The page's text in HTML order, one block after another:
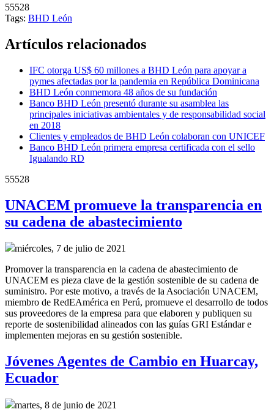
55528
Tags: BHD León
Artículos relacionados
IFC otorga US$ 60 millones a BHD León para apoyar a
pymes afectadas por la pandemia en República Dominicana
BHD León conmemora 48 años de su fundación
Banco BHD León presentó durante su asamblea las
principales iniciativas ambientales y de responsabilidad social
en 2018
Clientes y empleados de BHD León colaboran con UNICEF
Banco BHD León primera empresa certificada con el sello
Igualando RD
55528
UNACEM promueve la transparencia en
su cadena de abastecimiento
miércoles, 7 de julio de 2021
Promover la transparencia en la cadena de abastecimiento de
UNACEM es pieza clave de la gestión sostenible de su cadena de
suministro. Por este motivo, a través de la Asociación UNACEM,
miembro de RedEAmérica en Perú, promueve el desarrollo de todos
sus proveedores de la empresa para que elaboren y publiquen su
reporte de sostenibilidad alineados con las guías GRI Estándar e
implementen mejoras en su gestión sostenible.
Jóvenes Agentes de Cambio en Huarcay,
Ecuador
martes, 8 de junio de 2021